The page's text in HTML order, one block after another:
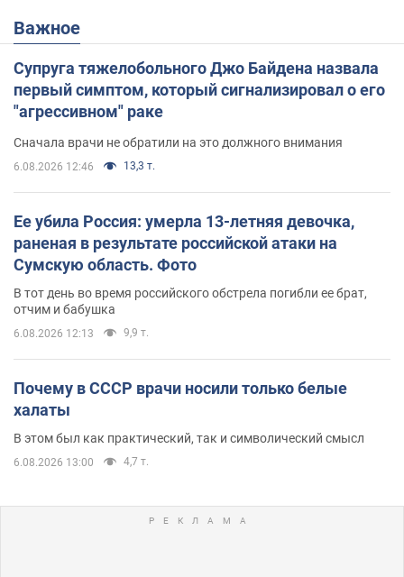
Важное
Супруга тяжелобольного Джо Байдена назвала
первый симптом, который сигнализировал о его
"агрессивном" раке
Сначала врачи не обратили на это должного внимания
6.08.2026 12:46 13,3 т.
Ее убила Россия: умерла 13-летняя девочка,
раненая в результате российской атаки на
Сумскую область. Фото
В тот день во время российского обстрела погибли ее брат,
отчим и бабушка
6.08.2026 12:13 9,9 т.
Почему в СССР врачи носили только белые
халаты
В этом был как практический, так и символический смысл
6.08.2026 13:00 4,7 т.